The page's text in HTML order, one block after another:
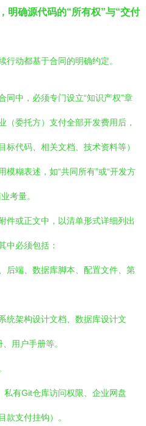
明确源代码的“所有权”与“交付
行动都基于合同的明确约定。
同中，必须专门设立“知识产权”章
（委托方）支付全部开发费用后，
标代码、相关文档、技术资料等）
模糊表述，如“共同所有”或“开发方
考量。
件或正文中，以清单形式详细列出
中必须包括：
后端、数据库脚本、配置文件、第
统架构设计文档、数据库设计文
用户手册等。
。
有Git仓库访问权限、企业网盘
款支付挂钩）。